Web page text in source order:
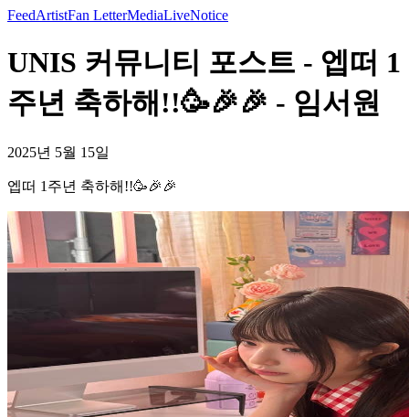
FeedArtistFan LetterMediaLiveNotice
UNIS 커뮤니티 포스트 - 엡떠 1
주년 축하해!!🥳🎉🎉 - 임서원
2025년 5월 15일
엡떠 1주년 축하해!!🥳🎉🎉